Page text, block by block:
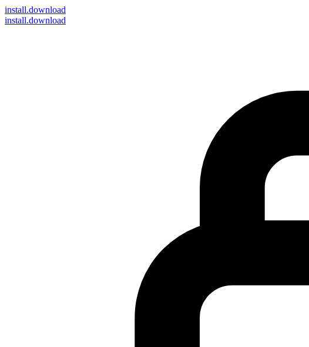
install.download
install.download